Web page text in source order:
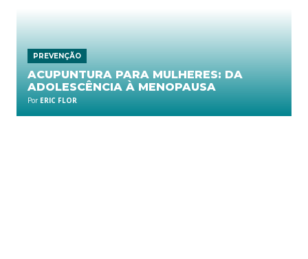
PREVENÇÃO
ACUPUNTURA PARA MULHERES: DA
ADOLESCÊNCIA À MENOPAUSA
Por ERIC FLOR